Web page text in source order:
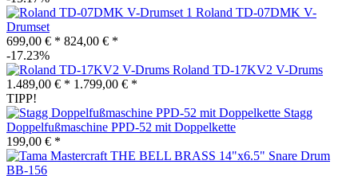
Roland TD-07DMK V-
Drumset
699,00 € * 824,00 € *
-17.23%
Roland TD-17KV2 V-Drums
1.489,00 € * 1.799,00 € *
TIPP!
Stagg
Doppelfußmaschine PPD-52 mit Doppelkette
199,00 € *